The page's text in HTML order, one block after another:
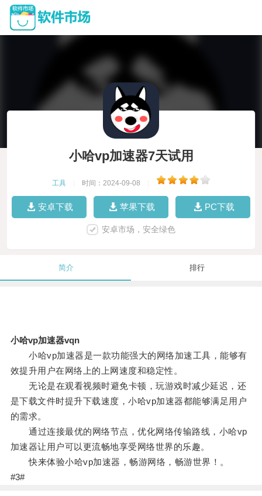
小哈vp加速器7天试用
工具 时间：2024-09-08
安卓下载 苹果下载 PC下载
安卓市场，安全绿色
简介 排行
小哈vp加速器vqn
小哈vp加速器是一款功能强大的网络加速工具，能够有
效提升用户在网络上的上网速度和稳定性。
无论是在观看视频时避免卡顿，玩游戏时减少延迟，还
是下载文件时提升下载速度，小哈vp加速器都能够满足用户
的需求。
通过连接最优的网络节点，优化网络传输路线，小哈vp
加速器让用户可以更流畅地享受网络世界的乐趣。
快来体验小哈vp加速器，畅游网络，畅游世界！。
#3#